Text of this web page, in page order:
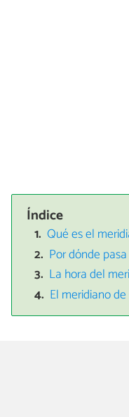
Índice
Qué es el
Por dónde
La hora del
El meridiano